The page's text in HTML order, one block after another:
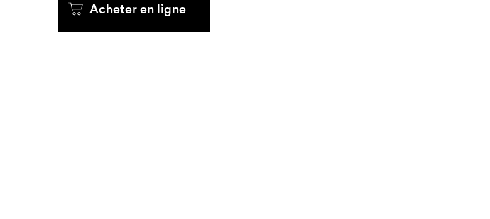
Acheter en ligne